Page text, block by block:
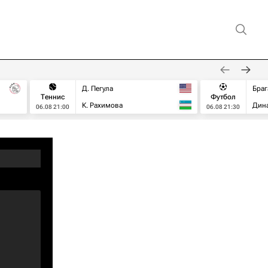
Теннис
06.08 21:00
Д. Пегула
К. Рахимова
Футбол
06.08 21:30